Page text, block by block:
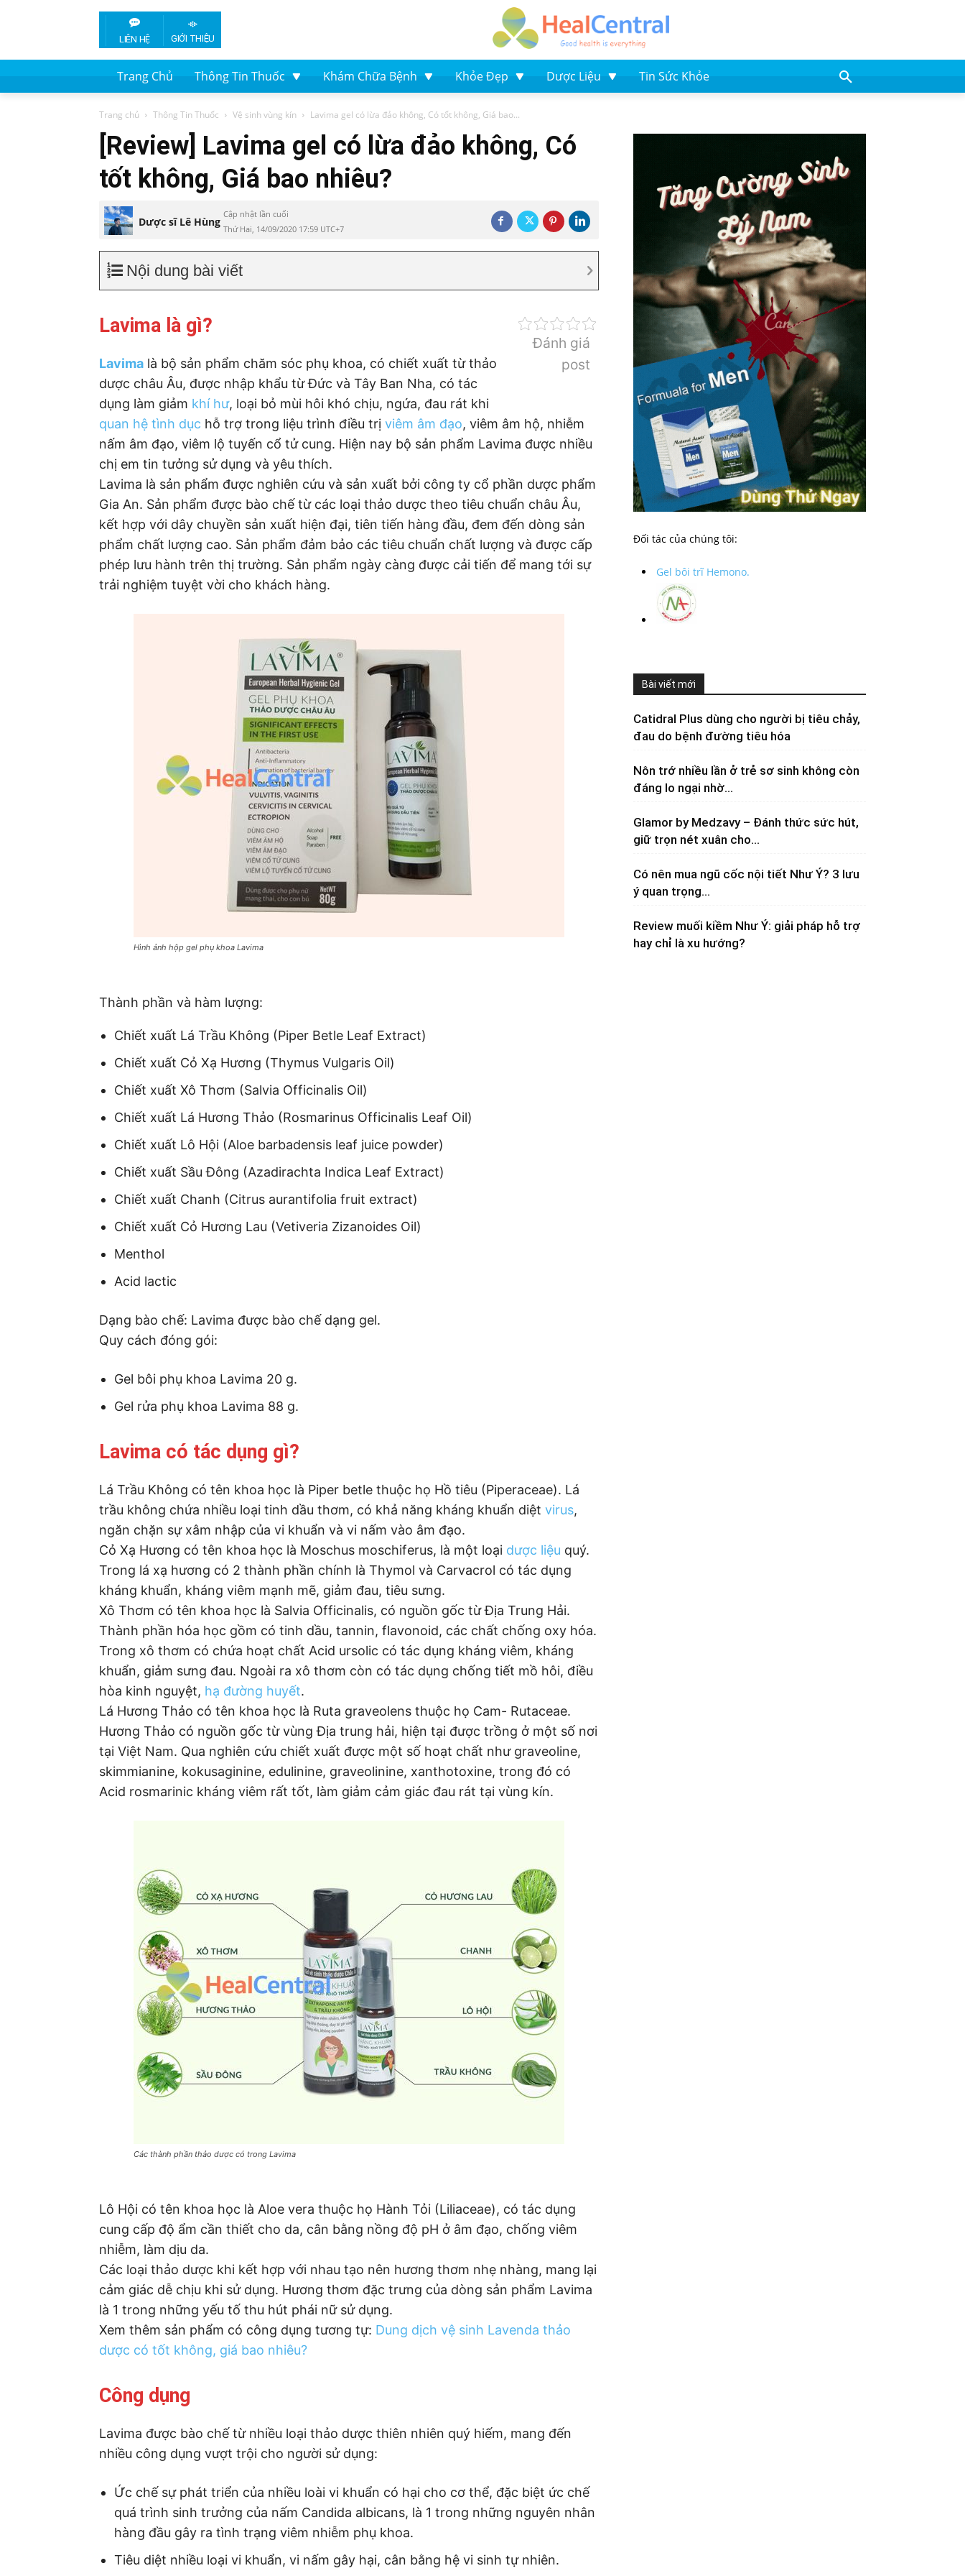
LIÊN HỆ GIỚI THIỆU
Trang Chủ Thông Tin Thuốc Khám Chữa Bệnh Khỏe Đẹp Dược Liệu Tin Sức Khỏe
Trang chủ Thông Tin Thuốc Vệ sinh vùng kín Lavima gel có lừa đảo không, Có tốt không, Giá bao...
[Review] Lavima gel có lừa đảo không, Có
tốt không, Giá bao nhiêu?
Dược sĩ Lê Hùng
Cập nhật lần cuối
Thứ Hai, 14/09/2020 17:59 UTC+7
Nội dung bài viết
Đánh giá
post
Lavima là gì?
Lavima là bộ sản phẩm chăm sóc phụ khoa, có chiết xuất từ thảo
dược châu Âu, được nhập khẩu từ Đức và Tây Ban Nha, có tác
dụng làm giảm khí hư, loại bỏ mùi hôi khó chịu, ngứa, đau rát khi
quan hệ tình dục hỗ trợ trong liệu trình điều trị viêm âm đạo, viêm âm hộ, nhiễm
nấm âm đạo, viêm lộ tuyến cổ tử cung. Hiện nay bộ sản phẩm Lavima được nhiều
chị em tin tưởng sử dụng và yêu thích.
Lavima là sản phẩm được nghiên cứu và sản xuất bởi công ty cổ phần dược phẩm
Gia An. Sản phẩm được bào chế từ các loại thảo dược theo tiêu chuẩn châu Âu,
kết hợp với dây chuyền sản xuất hiện đại, tiên tiến hàng đầu, đem đến dòng sản
phẩm chất lượng cao. Sản phẩm đảm bảo các tiêu chuẩn chất lượng và được cấp
phép lưu hành trên thị trường. Sản phẩm ngày càng được cải tiến để mang tới sự
trải nghiệm tuyệt vời cho khách hàng.
Hình ảnh hộp gel phụ khoa Lavima
Thành phần và hàm lượng:
Chiết xuất Lá Trầu Không (Piper Betle Leaf Extract)
Chiết xuất Cỏ Xạ Hương (Thymus Vulgaris Oil)
Chiết xuất Xô Thơm (Salvia Officinalis Oil)
Chiết xuất Lá Hương Thảo (Rosmarinus Officinalis Leaf Oil)
Chiết xuất Lô Hội (Aloe barbadensis leaf juice powder)
Chiết xuất Sầu Đông (Azadirachta Indica Leaf Extract)
Chiết xuất Chanh (Citrus aurantifolia fruit extract)
Chiết xuất Cỏ Hương Lau (Vetiveria Zizanoides Oil)
Menthol
Acid lactic
Dạng bào chế: Lavima được bào chế dạng gel.
Quy cách đóng gói:
Gel bôi phụ khoa Lavima 20 g.
Gel rửa phụ khoa Lavima 88 g.
Lavima có tác dụng gì?
Lá Trầu Không có tên khoa học là Piper betle thuộc họ Hồ tiêu (Piperaceae). Lá
trầu không chứa nhiều loại tinh dầu thơm, có khả năng kháng khuẩn diệt virus,
ngăn chặn sự xâm nhập của vi khuẩn và vi nấm vào âm đạo.
Cỏ Xạ Hương có tên khoa học là Moschus moschiferus, là một loại dược liệu quý.
Trong lá xạ hương có 2 thành phần chính là Thymol và Carvacrol có tác dụng
kháng khuẩn, kháng viêm mạnh mẽ, giảm đau, tiêu sưng.
Xô Thơm có tên khoa học là Salvia Officinalis, có nguồn gốc từ Địa Trung Hải.
Thành phần hóa học gồm có tinh dầu, tannin, flavonoid, các chất chống oxy hóa.
Trong xô thơm có chứa hoạt chất Acid ursolic có tác dụng kháng viêm, kháng
khuẩn, giảm sưng đau. Ngoài ra xô thơm còn có tác dụng chống tiết mồ hôi, điều
hòa kinh nguyệt, hạ đường huyết.
Lá Hương Thảo có tên khoa học là Ruta graveolens thuộc họ Cam- Rutaceae.
Hương Thảo có nguồn gốc từ vùng Địa trung hải, hiện tại được trồng ở một số nơi
tại Việt Nam. Qua nghiên cứu chiết xuất được một số hoạt chất như graveoline,
skimmianine, kokusaginine, edulinine, graveolinine, xanthotoxine, trong đó có
Acid rosmarinic kháng viêm rất tốt, làm giảm cảm giác đau rát tại vùng kín.
Các thành phần thảo dược có trong Lavima
Lô Hội có tên khoa học là Aloe vera thuộc họ Hành Tỏi (Liliaceae), có tác dụng
cung cấp độ ẩm cần thiết cho da, cân bằng nồng độ pH ở âm đạo, chống viêm
nhiễm, làm dịu da.
Các loại thảo dược khi kết hợp với nhau tạo nên hương thơm nhẹ nhàng, mang lại
cảm giác dễ chịu khi sử dụng. Hương thơm đặc trưng của dòng sản phẩm Lavima
là 1 trong những yếu tố thu hút phái nữ sử dụng.
Xem thêm sản phẩm có công dụng tương tự: Dung dịch vệ sinh Lavenda thảo
dược có tốt không, giá bao nhiêu?
Công dụng
Lavima được bào chế từ nhiều loại thảo dược thiên nhiên quý hiếm, mang đến
nhiều công dụng vượt trội cho người sử dụng:
Ức chế sự phát triển của nhiều loài vi khuẩn có hại cho cơ thể, đặc biệt ức chế
quá trình sinh trưởng của nấm Candida albicans, là 1 trong những nguyên nhân
hàng đầu gây ra tình trạng viêm nhiễm phụ khoa.
Tiêu diệt nhiều loại vi khuẩn, vi nấm gây hại, cân bằng hệ vi sinh tự nhiên.
Đối tác của chúng tôi:
Gel bôi trĩ Hemono.
Bài viết mới
Catidral Plus dùng cho người bị tiêu chảy,
đau do bệnh đường tiêu hóa
Nôn trớ nhiều lần ở trẻ sơ sinh không còn
đáng lo ngại nhờ...
Glamor by Medzavy – Đánh thức sức hút,
giữ trọn nét xuân cho...
Có nên mua ngũ cốc nội tiết Như Ý? 3 lưu
ý quan trọng...
Review muối kiềm Như Ý: giải pháp hỗ trợ
hay chỉ là xu hướng?